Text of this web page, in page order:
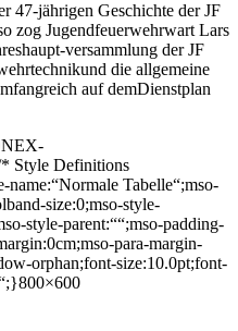
47-jährigen Geschichte der JF
zog Jugendfeuerwehrwart Lars
versammlung der JF
die allgemeine
auf demDienstplan
Style Definitions
Tabelle“;mso-
size:0;mso-style-
style-parent:““;mso-padding-
para-margin-
orphan;font-size:10.0pt;font-
800×600